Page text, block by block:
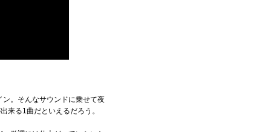
。そんなサウンドに乗せて夜
来る1曲だといえるだろう。